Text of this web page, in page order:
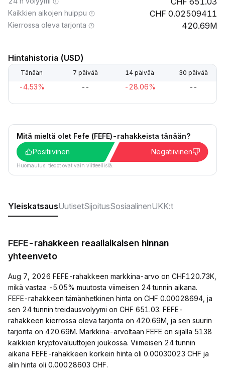
Kaikkien aikojen huippu 0.02509411
Kierrossa oleva tarjonta 420.69M
Hintahistoria (USD)
Tänään 7 päivää 14 päivää 30 päivää
-4.53% -- -28.06% --
Mitä mieltä olet Fefe (FEFE)-rahakkeista tänään?
Positiivinen
Negatiivinen
Huomautus: tiedot ovat vain viitteellisiä.
YleiskatsausUutisetSijoitusSosiaalinenUKK:t
FEFE-rahakkeen reaaliaikaisen hinnan
yhteenveto
Aug 7, 2026 FEFE-rahakkeen markkina-arvo on CHF120.73K,
mikä vastaa -5.05% muutosta viimeisen 24 tunnin aikana.
FEFE-rahakkeen tämänhetkinen hinta on CHF 0.00028694, ja
sen 24 tunnin treidausvolyymi on CHF 651.03. FEFE-
rahakkeen kierrossa oleva tarjonta on 420.69M, ja sen suurin
tarjonta on 420.69M. Markkina-arvoltaan FEFE on sijalla 5138
kaikkien kryptovaluuttojen joukossa. Viimeisen 24 tunnin
aikana FEFE-rahakkeen korkein hinta oli 0.00030023 CHF ja
alin hinta oli 0.00028603 CHF.